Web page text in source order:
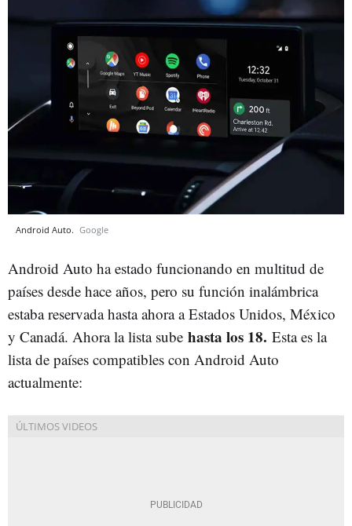
Android Auto. Google
Android Auto ha estado funcionando en multitud de
países desde hace años, pero su función inalámbrica
estaba reservada hasta ahora a Estados Unidos, México
y Canadá. Ahora la lista sube hasta los 18. Esta es la
lista de países compatibles con Android Auto
actualmente: